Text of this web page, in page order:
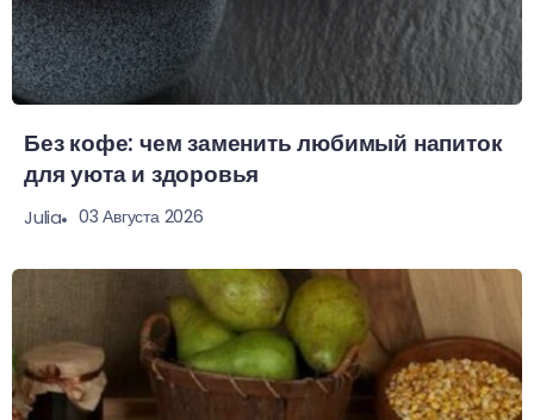
Без кофе: чем заменить любимый напиток
для уюта и здоровья
Julia 03 Августа 2026